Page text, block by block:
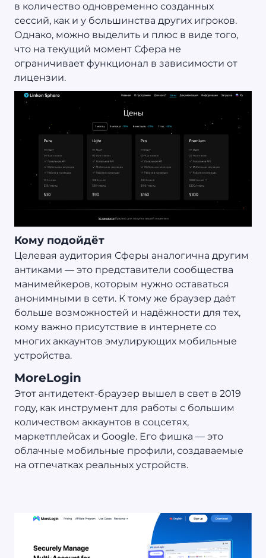
в количество одновременно созданных
сессий, как и у большинства других игроков.
Однако, можно выделить и плюс в виде того,
что на текущий момент Сфера не
ограничивает функционал в зависимости от
лицензии.
Кому подойдёт
Целевая аудитория Сферы аналогична другим
антиками — это представители сообщества
манимейкеров, которым нужно оставаться
анонимными в сети. К тому же браузер даёт
больше возможностей и надёжности для тех,
кому важно присутствие в интернете со
многих аккаунтов эмулирующих мобильные
устройства.
MoreLogin
Этот антидетект-браузер вышел в свет в 2019
году, как инструмент для работы с большим
количеством аккаунтов в соцсетях,
маркетплейсах и Google. Его фишка — это
облачные мобильные профили, создаваемые
на отпечатках реальных устройств.